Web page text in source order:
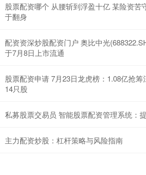
股票配资哪个 从腰斩到浮盈十亿 某险资苦
于翻身
配资资深炒股配资门户 奥比中光
于7月8日上市流通
股票配资申请 7月23日龙虎榜：1.08亿抢筹
14只股
私募股票交易员 智能股票配资管理系统：
主力配资炒股：杠杆策略与风险指南